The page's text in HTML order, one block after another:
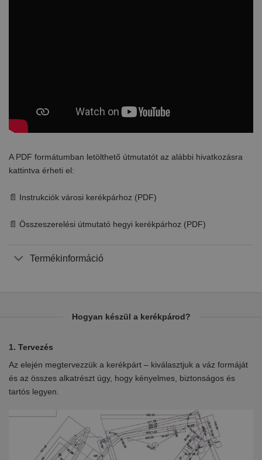
A PDF formátumban letölthető útmutatót az alábbi hivatkozásra
kattintva érheti el:
📄 Instrukciók városi kerékpárhoz (PDF)
📄 Összeszerelési útmutató hegyi kerékpárhoz (PDF)
Termékinformáció
Hogyan készül a kerékpárod?
1. Tervezés
Az elején megtervezzük a kerékpárt – kiválasztjuk a váz formáját
és az összes alkatrészt úgy, hogy kényelmes, biztonságos és
tartós legyen.